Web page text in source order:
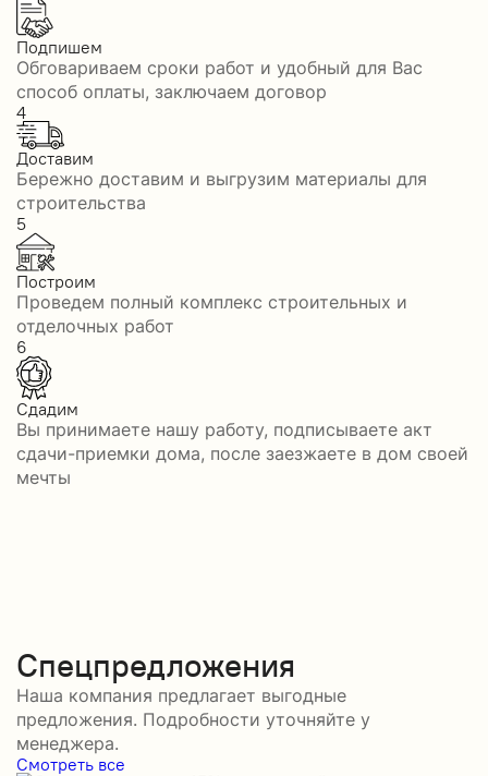
Подпишем
Обговариваем сроки работ и удобный для Вас
способ оплаты, заключаем договор
4
Доставим
Бережно доставим и выгрузим материалы для
строительства
5
Построим
Проведем полный комплекс строительных и
отделочных работ
6
Сдадим
Вы принимаете нашу работу, подписываете акт
сдачи-приемки дома, после заезжаете в дом своей
мечты
Спецпредложения
Наша компания предлагает выгодные
предложения. Подробности уточняйте у
менеджера.
Смотреть все